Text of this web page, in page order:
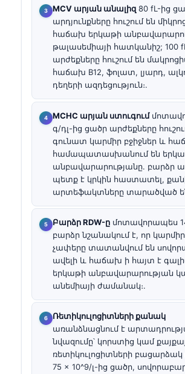
MCV արյան անալիզ 80 fL-ից
արդյունքները հուշում են
հաճախ երկաթի
թալասեմիայի հատկանիշ; 100
արժեքները հուշում են
հաճախ B12, ֆոլատ, լյարդ,
դեղերի ազդեցություն։.
MCHC արյան ստուգում
գ/դլ-ից ցածր արժեքները
գունատ կարմիր բջիջներ և
համապատասխանում են
անբավարարությանը. բարձր
պետք է կրկին հաստատել,
արտեֆակտները տարածված
Բարձր RDW-ը մոտավորապես
բարձր նշանակում է, որ կարմիր
չափերը տատանվում են
ավելի և հաճախ ի հայտ է
երկաթի անբավարարության
անեմիայի ժամանակ։.
Ռետիկուլոցիտների քանակ
առանձնացնում է
նվազումը՝ կորստից կամ
ռետիկուլոցիտների բացարձակ
75 × 10^9/լ-ից ցածր,